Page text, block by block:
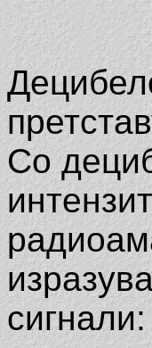
Со
сигнали: